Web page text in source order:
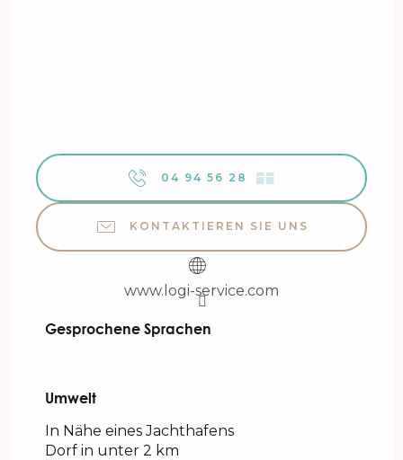
04 94 56 28 ▒▒
KONTAKTIEREN SIE UNS
www.logi-service.com
Gesprochene Sprachen
Gesprochene Sprachen
Umwelt
Umwelt
In Nähe eines Jachthafens
Dorf in unter 2 km